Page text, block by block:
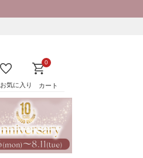
お気に入り
0
カート